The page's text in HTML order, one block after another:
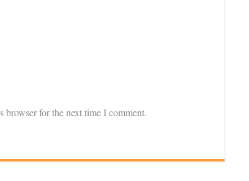
browser for the next time I comment.